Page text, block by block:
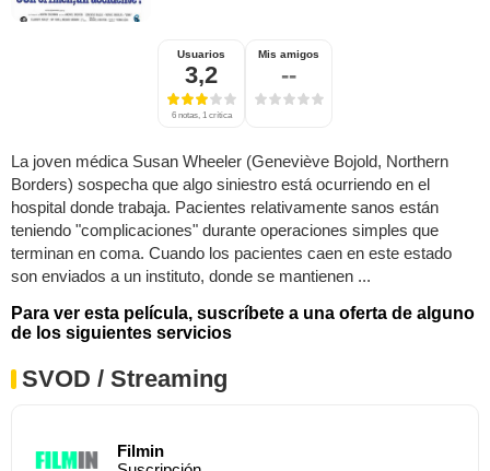
Usuarios
3,2
6 notas, 1 crítica
Mis amigos
--
La joven médica Susan Wheeler (Geneviève Bojold, Northern
Borders) sospecha que algo siniestro está ocurriendo en el
hospital donde trabaja. Pacientes relativamente sanos están
teniendo "complicaciones" durante operaciones simples que
terminan en coma. Cuando los pacientes caen en este estado
son enviados a un instituto, donde se mantienen ...
Para ver esta película, suscríbete a una oferta de alguno
de los siguientes servicios
SVOD / Streaming
Filmin